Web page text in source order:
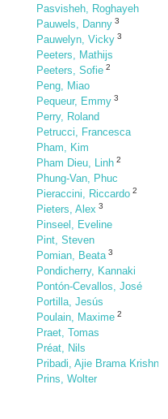
Pasvisheh, Roghayeh
Pauwels, Danny 3
Pauwelyn, Vicky 3
Peeters, Mathijs
Peeters, Sofie 2
Peng, Miao
Pequeur, Emmy 3
Perry, Roland
Petrucci, Francesca
Pham, Kim
Pham Dieu, Linh 2
Phung-Van, Phuc
Pieraccini, Riccardo 2
Pieters, Alex 3
Pinseel, Eveline
Pint, Steven
Pomian, Beata 3
Pondicherry, Kannaki
Pontón-Cevallos, José
Portilla, Jesús
Poulain, Maxime 2
Praet, Tomas
Préat, Nils
Pribadi, Ajie Brama Krishna
Prins, Wolter